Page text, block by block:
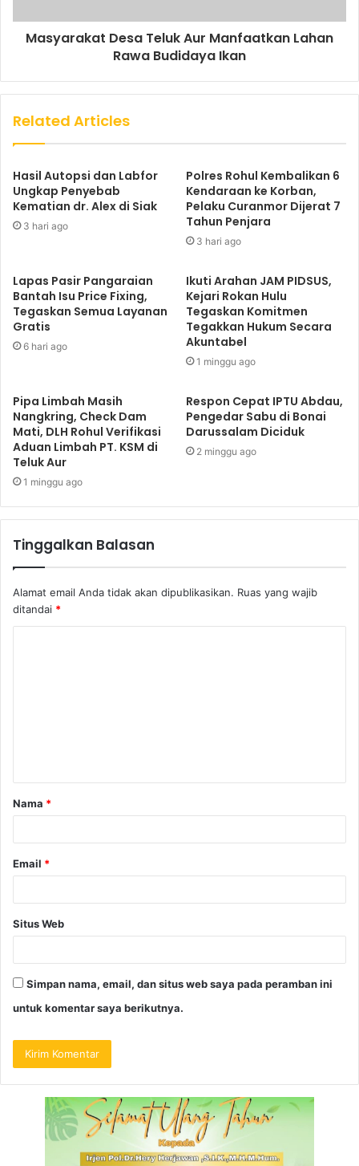
Masyarakat Desa Teluk Aur Manfaatkan Lahan
Rawa Budidaya Ikan
Related Articles
Hasil Autopsi dan Labfor
Ungkap Penyebab
Kematian dr. Alex di Siak
3 hari ago
Polres Rohul Kembalikan 6
Kendaraan ke Korban,
Pelaku Curanmor Dijerat 7
Tahun Penjara
3 hari ago
Lapas Pasir Pangaraian
Bantah Isu Price Fixing,
Tegaskan Semua Layanan
Gratis
6 hari ago
Ikuti Arahan JAM PIDSUS,
Kejari Rokan Hulu
Tegaskan Komitmen
Tegakkan Hukum Secara
Akuntabel
1 minggu ago
Pipa Limbah Masih
Nangkring, Check Dam
Mati, DLH Rohul Verifikasi
Aduan Limbah PT. KSM di
Teluk Aur
1 minggu ago
Respon Cepat IPTU Abdau,
Pengedar Sabu di Bonai
Darussalam Diciduk
2 minggu ago
Tinggalkan Balasan
Alamat email Anda tidak akan dipublikasikan. Ruas yang wajib
ditandai *
Nama *
Email *
Situs Web
Simpan nama, email, dan situs web saya pada peramban ini
untuk komentar saya berikutnya.